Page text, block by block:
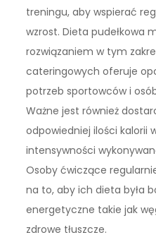
treningu, aby wspierać
wzrost. Dieta pudełkowa
rozwiązaniem w tym
cateringowych oferuje
potrzeb sportowców i
Ważne jest również
odpowiedniej ilości kalorii
intensywności
Osoby ćwiczące
na to, aby ich dieta była
energetyczne takie jak
zdrowe tłuszcze.